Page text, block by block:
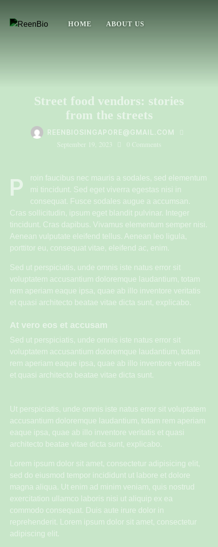
HOME ABOUT US
Street food vendors: stories
from the streets
REENBIOSINGAPORE@GMAIL.COM
September 19, 2023 0 Comments
Proin faucibus nec mauris a sodales, sed elementum
mi tincidunt. Sed eget viverra egestas nisi in
consequat. Fusce sodales augue a accumsan.
Cras sollicitudin, ipsum eget blandit pulvinar. Integer
tincidunt. Cras dapibus. Vivamus elementum semper nisi.
Aenean vulputate eleifend tellus. Aenean leo ligula,
porttitor eu, consequat vitae, eleifend ac, enim.
Sed ut perspiciatis, unde omnis iste natus error sit
voluptatem accusantium doloremque laudantium, totam
rem aperiam eaque ipsa, quae ab illo inventore veritatis
et quasi architecto beatae vitae dicta sunt, explicabo.
At vero eos et accusam
Sed ut perspiciatis, unde omnis iste natus error sit
voluptatem accusantium doloremque laudantium, totam
rem aperiam eaque ipsa, quae ab illo inventore veritatis
et quasi architecto beatae vitae dicta sunt.
Ut perspiciatis, unde omnis iste natus error sit voluptatem
accusantium doloremque laudantium, totam rem aperiam
eaque ipsa, quae ab illo inventore veritatis et quasi
architecto beatae vitae dicta sunt, explicabo.
Lorem ipsum dolor sit amet, consectetur adipisicing elit,
sed do eiusmod tempor incididunt ut labore et dolore
magna aliqua. Ut enim ad minim veniam, quis nostrud
exercitation ullamco laboris nisi ut aliquip ex ea
commodo consequat. Duis aute irure dolor in
reprehenderit. Lorem ipsum dolor sit amet, consectetur
adipiscing elit.